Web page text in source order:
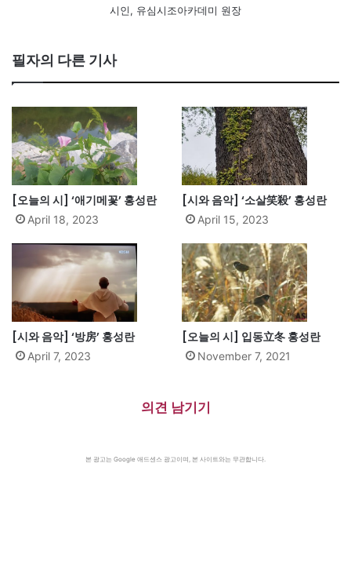
시인, 유심시조아카데미 원장
필자의 다른 기사
[오늘의 시] ‘애기메꽃’ 홍성란
April 18, 2023
[시와 음악] ‘소살笑殺’ 홍성란
April 15, 2023
[시와 음악] ‘방房’ 홍성란
April 7, 2023
[오늘의 시] 입동立冬 홍성란
November 7, 2021
의견 남기기
본 광고는 Google 애드센스 광고이며, 본 사이트와는 무관합니다.